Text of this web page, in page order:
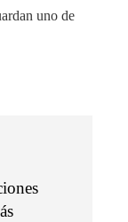
uno de